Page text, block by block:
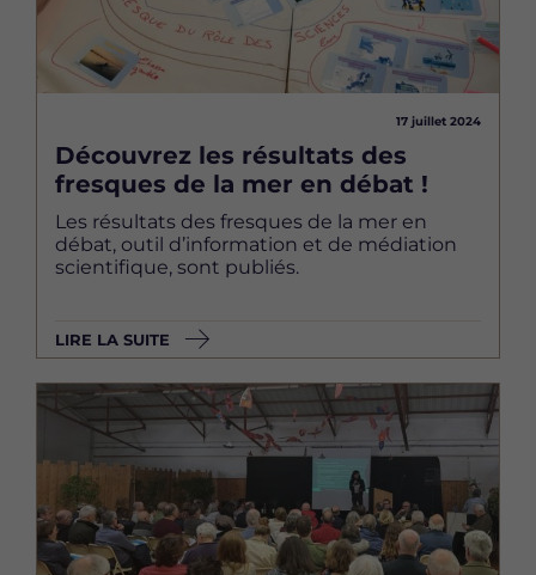
17 juillet 2024
Découvrez les résultats des
fresques de la mer en débat !
Les résultats des fresques de la mer en
débat, outil d’information et de médiation
scientifique, sont publiés.
LIRE LA SUITE
Image